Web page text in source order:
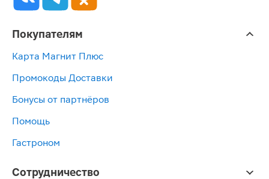
Покупателям
Карта Магнит Плюс
Промокоды Доставки
Бонусы от партнёров
Помощь
Гастроном
Сотрудничество